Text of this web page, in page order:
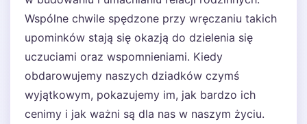
Wspólne chwile spędzone przy wręczaniu takich
upominków stają się okazją do dzielenia się
uczuciami oraz wspomnieniami. Kiedy
obdarowujemy naszych dziadków czymś
wyjątkowym, pokazujemy im, jak bardzo ich
cenimy i jak ważni są dla nas w naszym życiu.